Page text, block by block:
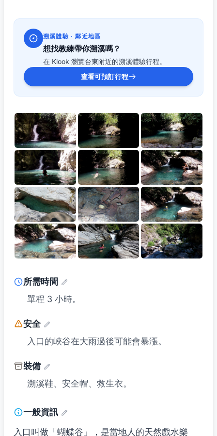
溯溪體驗 · 鄰近地區
想找教練帶你溯溪嗎？
在 Klook 瀏覽台東附近的溯溪體驗行程。
查看可預訂行程
所需時間
單程 3 小時。
安全
入口的峽谷在大雨過後可能會暴漲。
裝備
溯溪鞋、安全帽、救生衣。
一般資訊
入口叫做「蝴蝶谷」，是當地人的天然戲水樂